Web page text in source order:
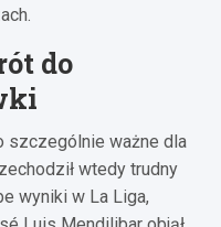
do
szczególnie ważne dla
wtedy trudny
wyniki w La Liga,